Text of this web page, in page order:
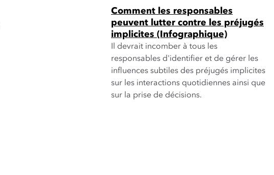
Comment les responsables
peuvent lutter contre les préjugés
implicites (Infographique)
Il devrait incomber à tous les
responsables d'identifier et de gérer les
influences subtiles des préjugés implicites
sur les interactions quotidiennes ainsi que
sur la prise de décisions.